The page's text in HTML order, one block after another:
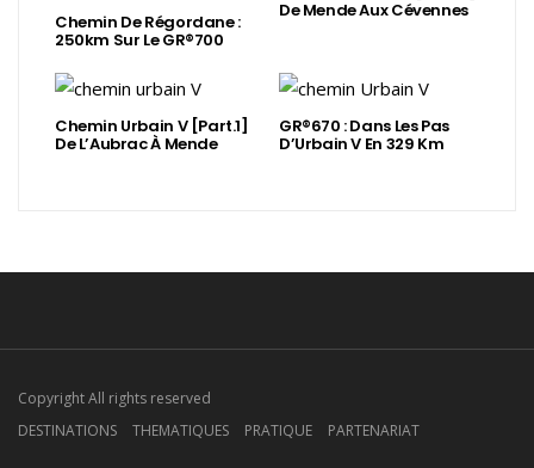
Chemin De Régordane :
250km Sur Le GR®700
De Mende Aux Cévennes
Chemin Urbain V [Part.1]
De L’Aubrac À Mende
GR®670 : Dans Les Pas
D’Urbain V En 329 Km
Copyright All rights reserved
DESTINATIONS
THEMATIQUES PRATIQUE PARTENARIAT